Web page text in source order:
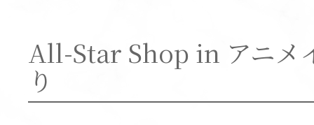
All-Star Shop in アニメ
り